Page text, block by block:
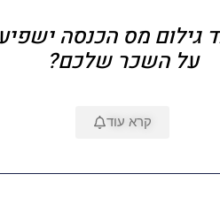
גילום מס הכנסה
על השכר שלכם?
קרא עוד